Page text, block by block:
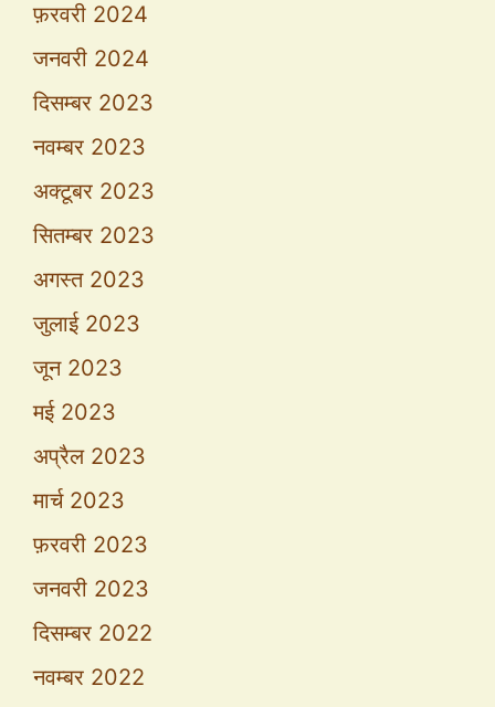
फ़रवरी 2024
जनवरी 2024
दिसम्बर 2023
नवम्बर 2023
अक्टूबर 2023
सितम्बर 2023
अगस्त 2023
जुलाई 2023
जून 2023
मई 2023
अप्रैल 2023
मार्च 2023
फ़रवरी 2023
जनवरी 2023
दिसम्बर 2022
नवम्बर 2022